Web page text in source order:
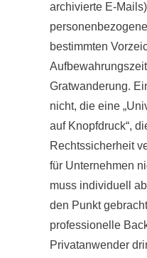
archivierte E-
bestimmten
Gratwanderung.
nicht, die eine
auf Knopfdruck“,
Rechtssicherheit
für Unternehmen
muss individuell
den Punkt
professionelle
Privatanwender